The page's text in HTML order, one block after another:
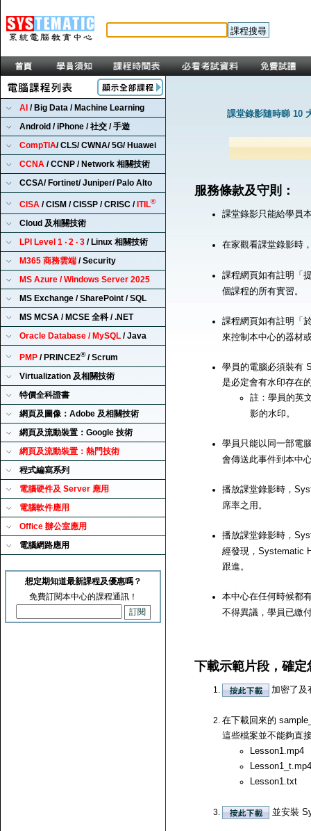
AI / Big Data / Machine Learning
Android / iPhone / 社交 / 手遊
CompTIA/ CLS/ CWNA/ 5G/ Huawei
CCNA / CCNP / Network 相關技術
CCSA/ Fortinet/ Juniper/ Palo Alto
CISA / CISM / CISSP / CRISC / ITIL®
Cloud 及相關技術
LPI Level 1 ‧ 2 ‧ 3 / Linux 相關技術
M365 商務雲端 / Security
MS Azure / Windows Server 2025
MS Exchange / SharePoint / SQL
MS MCSA / MCSE 全科 / .NET
Oracle Database / MySQL / Java
PMP / PRINCE2®/ Scrum
Virtualization 及相關技術
特價全科證書
網頁及圖像：Adobe 及相關技術
網頁及流動裝置：Google 技術
網頁及流動裝置：熱門技術
程式編寫系列
電腦硬件及 Server 應用
電腦軟件應用
Office 辦公室應用
電腦網路應用
想定期知道最新課程及優惠嗎？
免費訂閱本中心的課程通訊！
課堂錄影隨時睇 10
服務條款及守則：
課堂錄影只能給學員
在家觀看課堂錄影時
課程網頁如有註明「
個課程的所有實習。
課程網頁如有註明「
來控制本中心的器材
學員的電腦必須裝有
是必定會有水印存在
註：學員的英
影的水印。
學員只能以同一部電
會傳送此事件到本中
播放課堂錄影時，
席率之用。
播放課堂錄影時，
經發現，Systematic
跟進。
本中心在任何時候都
不得異議，學員已繳
下載示範片段，確
加密了及
在下載回來的
這些檔案並不能夠直
Lesson1.mp4
Lesson1_t.mp4
Lesson1.txt
並安裝